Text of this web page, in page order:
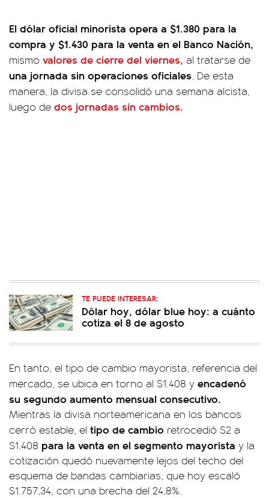
El dólar oficial minorista opera a $1.380 para la
compra y $1.430 para la venta en el Banco Nación,
mismo valores de cierre del viernes, al tratarse de
una jornada sin operaciones oficiales. De esta
manera, la divisa se consolidó una semana alcista,
luego de dos jornadas sin cambios.
TE PUEDE INTERESAR:
Dólar hoy, dólar blue hoy: a cuánto
cotiza el 8 de agosto
En tanto, el tipo de cambio mayorista, referencia del
mercado, se ubica en torno al $1.408 y encadenó
su segundo aumento mensual consecutivo.
Mientras la divisa norteamericana en los bancos
cerró estable, el tipo de cambio retrocedió $2 a
$1.408 para la venta en el segmento mayorista y la
cotización quedó nuevamente lejos del techo del
esquema de bandas cambiarias, que hoy escaló
$1.757,34, con una brecha del 24,8%.